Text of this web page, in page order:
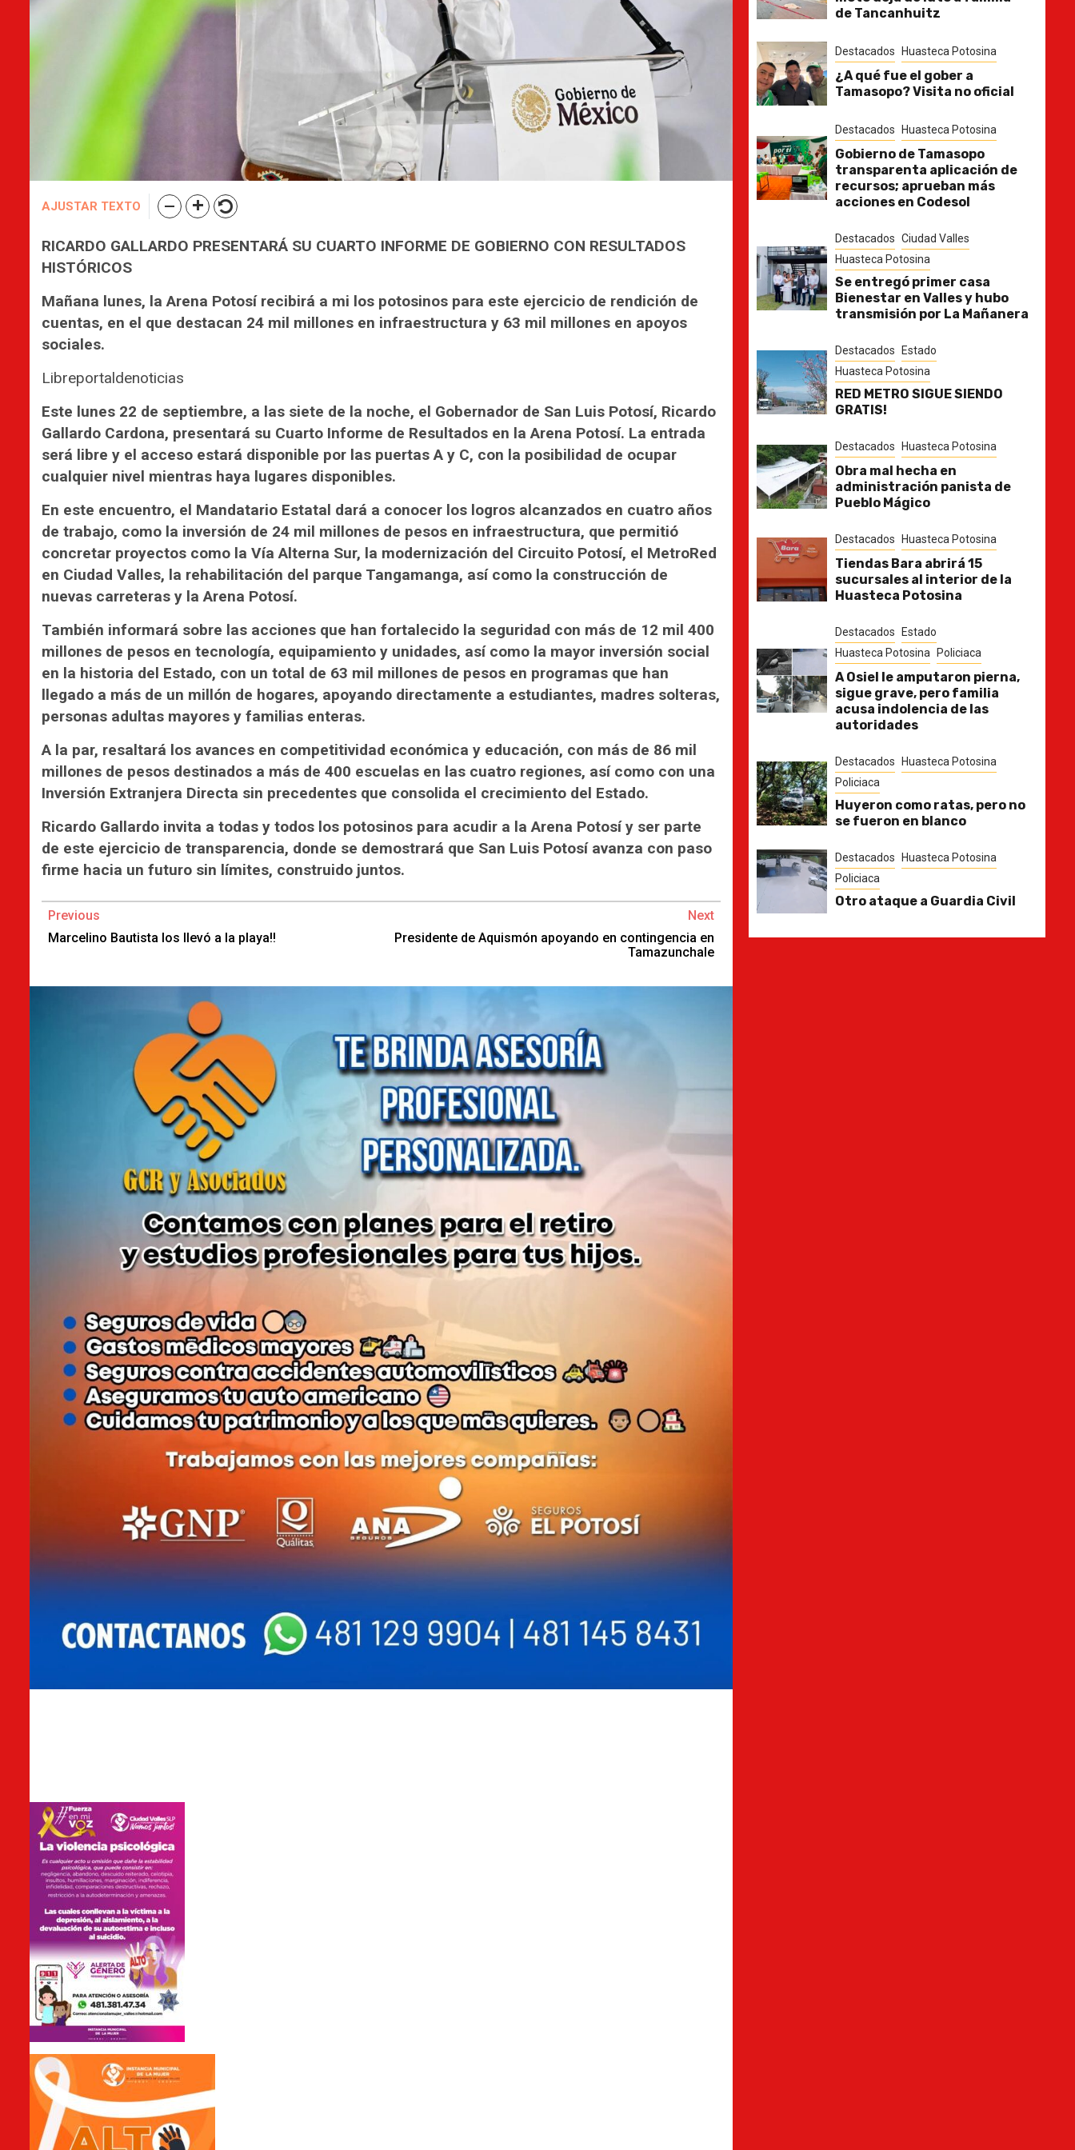
AJUSTAR TEXTO
RICARDO GALLARDO PRESENTARÁ SU CUARTO INFORME DE GOBIERNO CON RESULTADOS
HISTÓRICOS
Mañana lunes, la Arena Potosí recibirá a mi los potosinos para este ejercicio de rendición de
cuentas, en el que destacan 24 mil millones en infraestructura y 63 mil millones en apoyos
sociales.
Libreportaldenoticias
Este lunes 22 de septiembre, a las siete de la noche, el Gobernador de San Luis Potosí, Ricardo
Gallardo Cardona, presentará su Cuarto Informe de Resultados en la Arena Potosí. La entrada
será libre y el acceso estará disponible por las puertas A y C, con la posibilidad de ocupar
cualquier nivel mientras haya lugares disponibles.
En este encuentro, el Mandatario Estatal dará a conocer los logros alcanzados en cuatro años
de trabajo, como la inversión de 24 mil millones de pesos en infraestructura, que permitió
concretar proyectos como la Vía Alterna Sur, la modernización del Circuito Potosí, el MetroRed
en Ciudad Valles, la rehabilitación del parque Tangamanga, así como la construcción de
nuevas carreteras y la Arena Potosí.
También informará sobre las acciones que han fortalecido la seguridad con más de 12 mil 400
millones de pesos en tecnología, equipamiento y unidades, así como la mayor inversión social
en la historia del Estado, con un total de 63 mil millones de pesos en programas que han
llegado a más de un millón de hogares, apoyando directamente a estudiantes, madres solteras,
personas adultas mayores y familias enteras.
A la par, resaltará los avances en competitividad económica y educación, con más de 86 mil
millones de pesos destinados a más de 400 escuelas en las cuatro regiones, así como con una
Inversión Extranjera Directa sin precedentes que consolida el crecimiento del Estado.
Ricardo Gallardo invita a todas y todos los potosinos para acudir a la Arena Potosí y ser parte
de este ejercicio de transparencia, donde se demostrará que San Luis Potosí avanza con paso
firme hacia un futuro sin límites, construido juntos.
Continue
Reading
Previous
Marcelino Bautista los llevó a la playa!!
Next
Presidente de Aquismón apoyando en contingencia en
Tamazunchale
de Tancanhuitz
Destacados Huasteca Potosina
¿A qué fue el gober a
Tamasopo? Visita no oficial
Destacados Huasteca Potosina
Gobierno de Tamasopo
transparenta aplicación de
recursos; aprueban más
acciones en Codesol
Destacados Ciudad Valles
Huasteca Potosina
Se entregó primer casa
Bienestar en Valles y hubo
transmisión por La Mañanera
Destacados
Estado
Huasteca Potosina
RED METRO SIGUE SIENDO
GRATIS!
Destacados Huasteca Potosina
Obra mal hecha en
administración panista de
Pueblo Mágico
Destacados Huasteca Potosina
Tiendas Bara abrirá 15
sucursales al interior de la
Huasteca Potosina
Destacados
Estado
Huasteca Potosina
Policiaca
A Osiel le amputaron pierna,
sigue grave, pero familia
acusa indolencia de las
autoridades
Destacados
Huasteca Potosina
Policiaca
Huyeron como ratas, pero no
se fueron en blanco
Destacados
Huasteca Potosina
Policiaca
Otro ataque a Guardia Civil